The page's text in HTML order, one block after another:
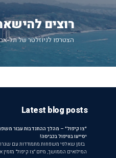
רוצים
הצטרפו לניוזלטר של תל-
Latest blog posts
"צו קיפול" – מהלך ההתנדבות עבור
יסייעו בטיפול בכביסה!
בזמן שאלפי משפחות מתמודדות עם
המילואים הממושך, מיזם "צו קיפול" מזמין